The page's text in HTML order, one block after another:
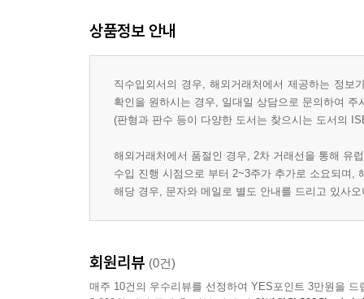
상품정보 안내
직수입외서의 경우, 해외거래처에서 제공하는 정
확인을 원하시는 경우, 일대일 상담으로 문의하여 주
(판형과 판수 등이 다양한 도서는 찾으시는 도서의
해외거래처에서 품절인 경우, 2차 거래선을 통해 유
수입 진행 시점으로 부터 2~3주가 추가로 소요되며,
해당 경우, 문자와 메일로 별도 안내를 드리고 있사
회원리뷰 (0건)
매주 10건의 우수리뷰를 선정하여 YES포인트 3만원을 드